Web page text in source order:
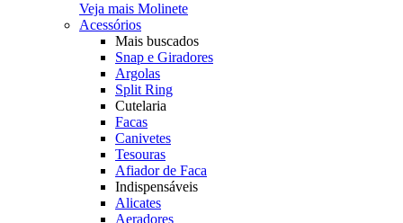
Veja mais Molinete
Acessórios
Mais buscados
Snap e Giradores
Argolas
Split Ring
Cutelaria
Facas
Canivetes
Tesouras
Afiador de Faca
Indispensáveis
Alicates
Aeradores